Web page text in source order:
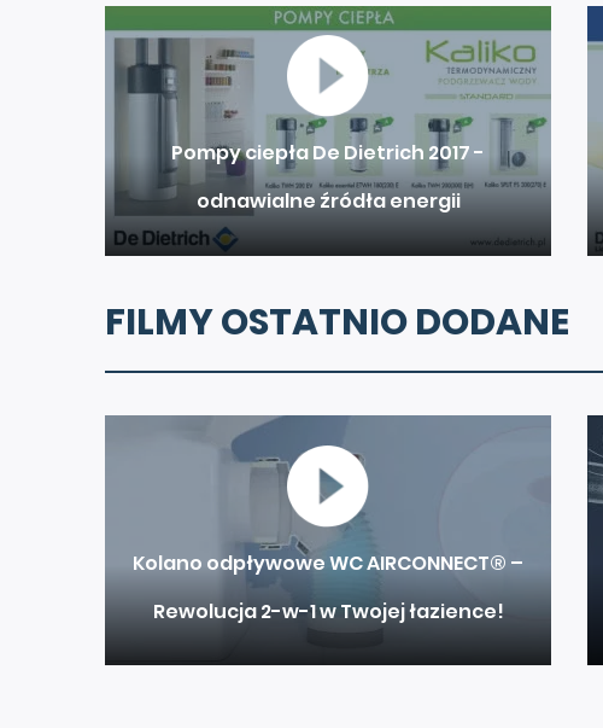
Pompy ciepła De Dietrich 2017 -
odnawialne źródła energii
FILMY OSTATNIO DODANE
Kolano odpływowe WC AIRCONNECT® –
Rewolucja 2-w-1 w Twojej łazience!